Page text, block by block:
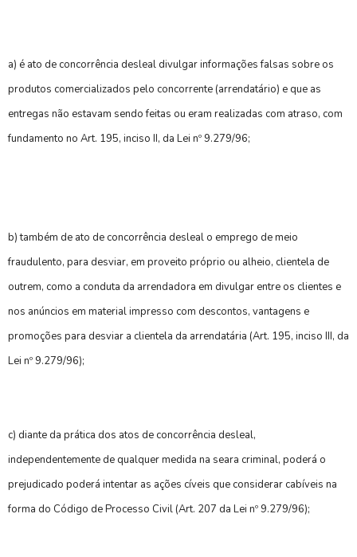
a) é ato de concorrência desleal divulgar informações falsas sobre os
produtos comercializados pelo concorrente (arrendatário) e que as
entregas não estavam sendo feitas ou eram realizadas com atraso, com
fundamento no Art. 195, inciso II, da Lei nº 9.279/96;
b) também de ato de concorrência desleal o emprego de meio
fraudulento, para desviar, em proveito próprio ou alheio, clientela de
outrem, como a conduta da arrendadora em divulgar entre os clientes e
nos anúncios em material impresso com descontos, vantagens e
promoções para desviar a clientela da arrendatária (Art. 195, inciso III, da
Lei nº 9.279/96);
c) diante da prática dos atos de concorrência desleal,
independentemente de qualquer medida na seara criminal, poderá o
prejudicado poderá intentar as ações cíveis que considerar cabíveis na
forma do Código de Processo Civil (Art. 207 da Lei nº 9.279/96);